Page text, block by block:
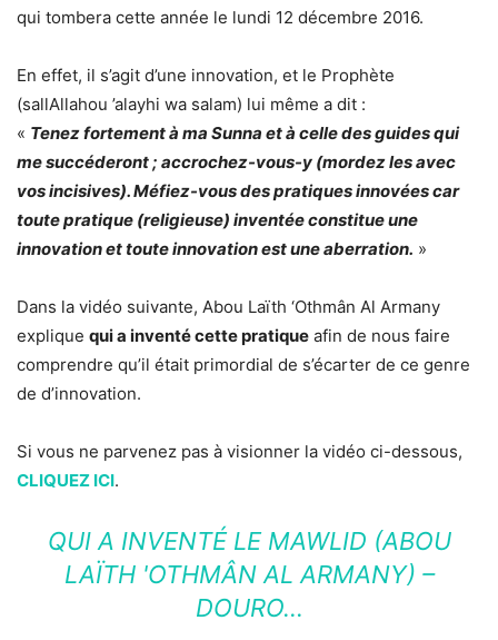
qui tombera cette année le lundi 12 décembre 2016.
En effet, il s’agit d’une innovation, et le Prophète
(sallAllahou ’alayhi wa salam) lui même a dit :
« Tenez fortement à ma Sunna et à celle des guides qui
me succéderont ; accrochez-vous-y (mordez les avec
vos incisives). Méfiez-vous des pratiques innovées car
toute pratique (religieuse) inventée constitue une
innovation et toute innovation est une aberration. »
Dans la vidéo suivante, Abou Laïth ‘Othmân Al Armany
explique qui a inventé cette pratique afin de nous faire
comprendre qu’il était primordial de s’écarter de ce genre
de d’innovation.
Si vous ne parvenez pas à visionner la vidéo ci-dessous,
CLIQUEZ ICI.
QUI A INVENTÉ LE MAWLID (ABOU
LAÏTH 'OTHMÂN AL ARMANY) –
DOURO…